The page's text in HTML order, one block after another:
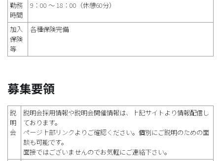
勤務
時間
9：00 ～ 18：00（休憩60分）
加入
保険
等
各種保険完備
募集要領
説
明
会
説明会採用情報や説明会開催情報は、上記サイトより情報配信し
ております。
ページ上部リンクよりご確認ください。個別にご説明のための面
談も可能です。
面接ではございませんのでお気軽にご連絡下さい。